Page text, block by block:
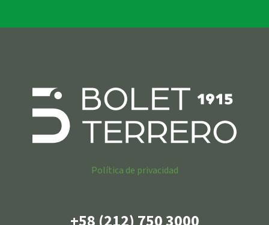
Política de privacidad